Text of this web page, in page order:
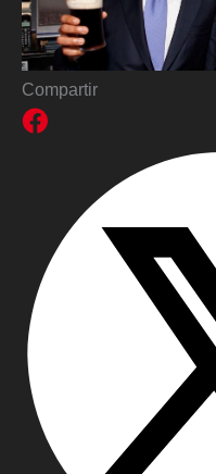
Compartir